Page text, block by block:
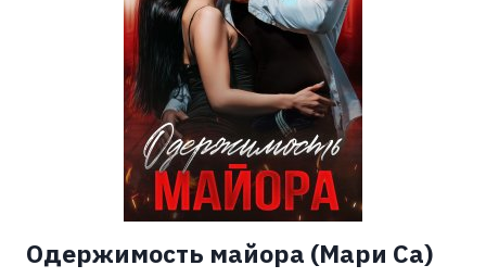
Одержимость майора (Мари Са)